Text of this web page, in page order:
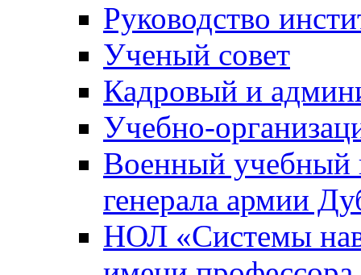
Руководство
Ученый совет
Кадровый и
Учебно-
Военный учебный
генерала армии
НОЛ «Системы